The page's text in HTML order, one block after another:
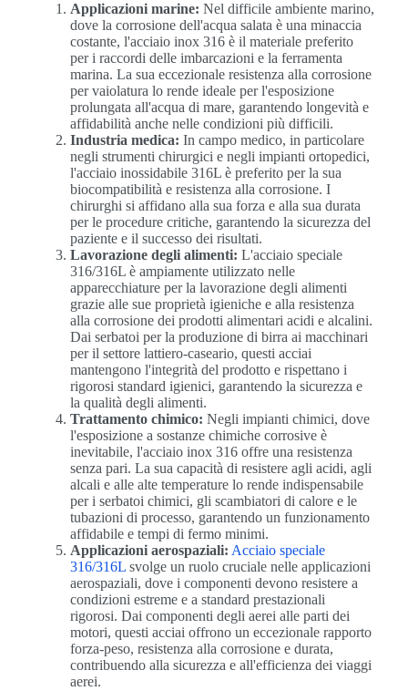
Applicazioni marine: Nel difficile ambiente marino,
dove la corrosione dell'acqua salata è una minaccia
costante, l'acciaio inox 316 è il materiale preferito
per i raccordi delle imbarcazioni e la ferramenta
marina. La sua eccezionale resistenza alla corrosione
per vaiolatura lo rende ideale per l'esposizione
prolungata all'acqua di mare, garantendo longevità e
affidabilità anche nelle condizioni più difficili.
Industria medica: In campo medico, in particolare
negli strumenti chirurgici e negli impianti ortopedici,
l'acciaio inossidabile 316L è preferito per la sua
biocompatibilità e resistenza alla corrosione. I
chirurghi si affidano alla sua forza e alla sua durata
per le procedure critiche, garantendo la sicurezza del
paziente e il successo dei risultati.
Lavorazione degli alimenti: L'acciaio speciale
316/316L è ampiamente utilizzato nelle
apparecchiature per la lavorazione degli alimenti
grazie alle sue proprietà igieniche e alla resistenza
alla corrosione dei prodotti alimentari acidi e alcalini.
Dai serbatoi per la produzione di birra ai macchinari
per il settore lattiero-caseario, questi acciai
mantengono l'integrità del prodotto e rispettano i
rigorosi standard igienici, garantendo la sicurezza e
la qualità degli alimenti.
Trattamento chimico: Negli impianti chimici, dove
l'esposizione a sostanze chimiche corrosive è
inevitabile, l'acciaio inox 316 offre una resistenza
senza pari. La sua capacità di resistere agli acidi, agli
alcali e alle alte temperature lo rende indispensabile
per i serbatoi chimici, gli scambiatori di calore e le
tubazioni di processo, garantendo un funzionamento
affidabile e tempi di fermo minimi.
Applicazioni aerospaziali: Acciaio speciale
316/316Lsvolge un ruolo cruciale nelle applicazioni
aerospaziali, dove i componenti devono resistere a
condizioni estreme e a standard prestazionali
rigorosi. Dai componenti degli aerei alle parti dei
motori, questi acciai offrono un eccezionale rapporto
forza-peso, resistenza alla corrosione e durata,
contribuendo alla sicurezza e all'efficienza dei viaggi
aerei.